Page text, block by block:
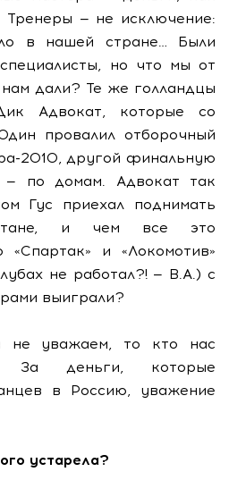
Тренеры — не исключение:
в нашей стране… Были
но что мы от
дали? Те же голландцы
Адвокат, которые со
провалил отборочный
2010, другой финальную
— по домам. Адвокат так
Гус приехал поднимать
и чем все это
«Спартак» и «Локомотив»
не работал?! — В.А.) с
выиграли?
не уважаем, то кто нас
За деньги, которые
в Россию, уважение
устарела?